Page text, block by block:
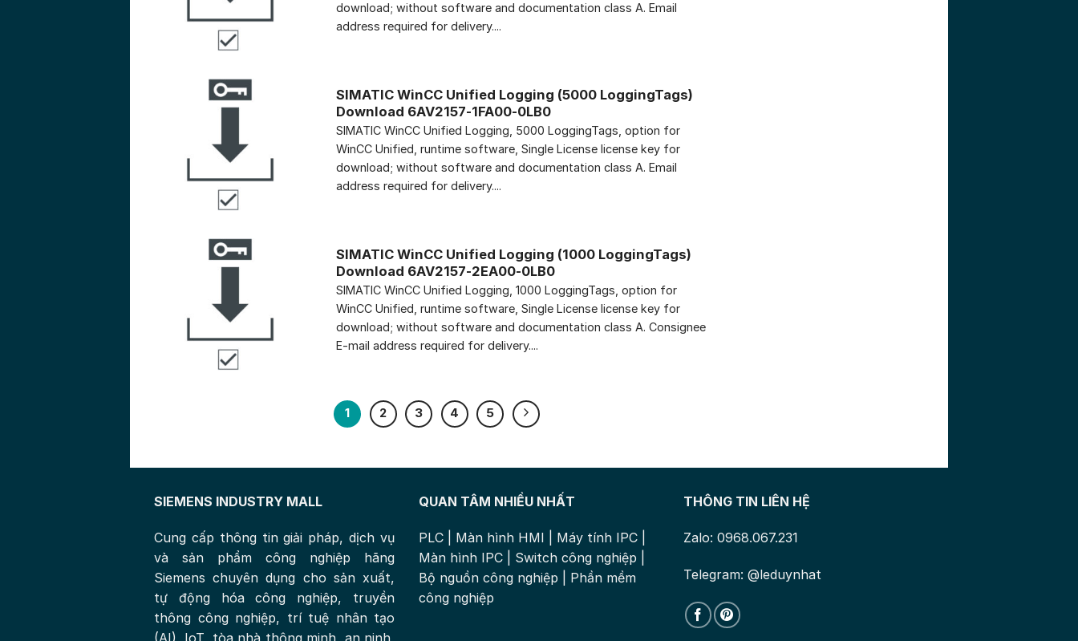
download; without software and documentation class A. Email
address required for delivery....
SIMATIC WinCC Unified Logging (5000 LoggingTags)
Download 6AV2157-1FA00-0LB0
SIMATIC WinCC Unified Logging, 5000 LoggingTags, option for
WinCC Unified, runtime software, Single License license key for
download; without software and documentation class A. Email
address required for delivery....
SIMATIC WinCC Unified Logging (1000 LoggingTags)
Download 6AV2157-2EA00-0LB0
SIMATIC WinCC Unified Logging, 1000 LoggingTags, option for
WinCC Unified, runtime software, Single License license key for
download; without software and documentation class A. Consignee
E-mail address required for delivery....
1 2 3 4 5
SIEMENS INDUSTRY MALL
Cung cấp thông tin giải pháp, dịch vụ
và sản phẩm công nghiệp hãng
Siemens chuyên dụng cho sản xuất,
tự động hóa công nghiệp, truyền
thông công nghiệp, trí tuệ nhân tạo
QUAN TÂM NHIỀU NHẤT
PLC Màn hình HMI Máy tính IPC
Màn hình IPC
Switch công nghiệp
Bộ nguồn công nghiệp
Phần mềm
công nghiệp
THÔNG TIN LIÊN HỆ
Zalo: 0968.067.231
Telegram: @leduynhat